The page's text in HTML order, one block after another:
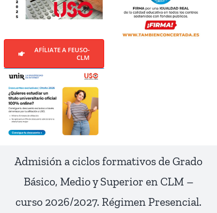
AFÍLIATE A FEUSO-
CLM
Admisión a ciclos formativos de Grado
Básico, Medio y Superior en CLM –
curso 2026/2027. Régimen Presencial.